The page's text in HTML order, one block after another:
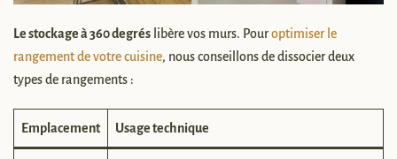
Le stockage à 360 degrés libère vos murs. Pouroptimiser le
rangement de votre cuisine, nous conseillons de dissocier deux
types de rangements :
Emplacement Usage technique